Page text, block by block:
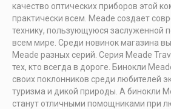
качество оптических приборов этой
практически всем. Meade создает
технику, пользующуюся заслуженной
всем мире. Среди новинок магазина
Meade разных серий. Серия Meade
тех, кто всегда в дороге. Бинокли
своих поклонников среди любителей
туризма и дикой природы. А бинокли
станут отличными помощниками при